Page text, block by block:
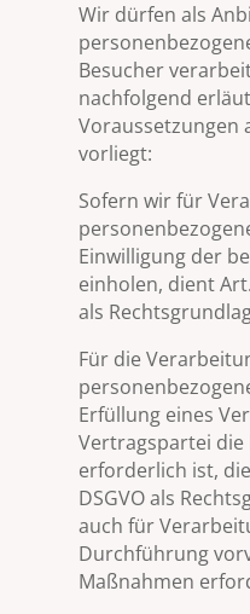
Wir dürfen als
Besucher
nachfolgend
Voraussetzungen
vorliegt:
Sofern wir für
Einwilligung der
einholen, dient
als
Für die
Erfüllung eines
Vertragspartei
erforderlich ist,
DSGVO als
auch für
Durchführung
Maßnahmen